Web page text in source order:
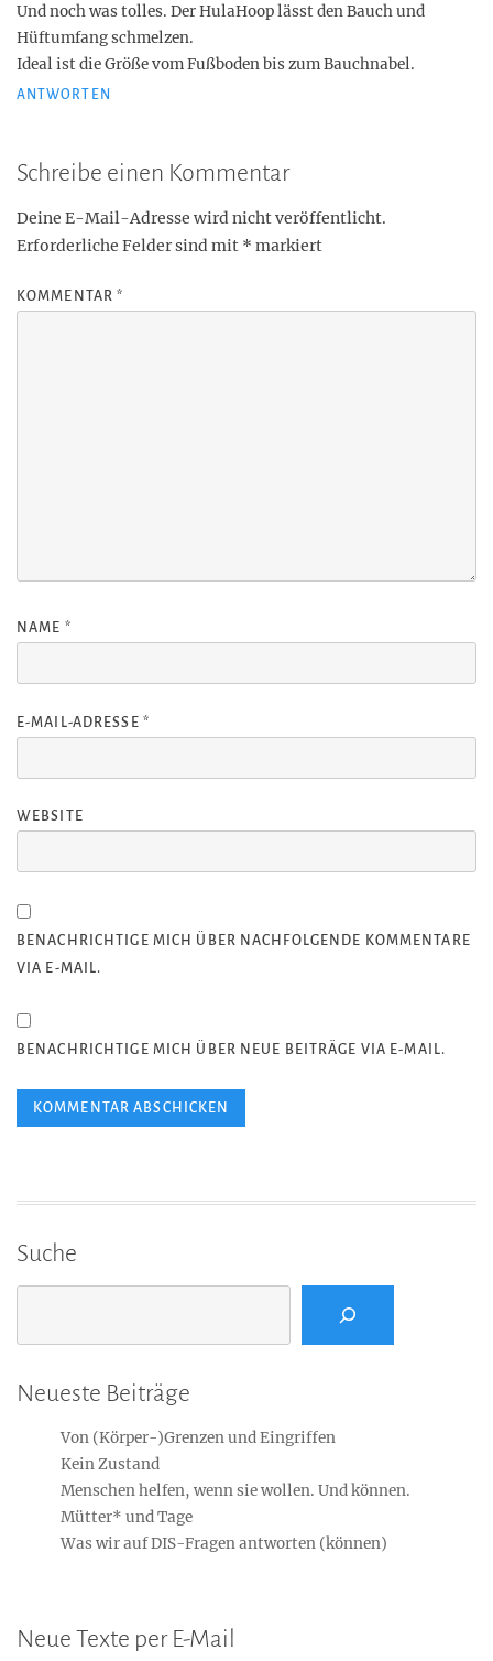
Und noch was tolles. Der HulaHoop lässt den Bauch und
Hüftumfang schmelzen.
Ideal ist die Größe vom Fußboden bis zum Bauchnabel.
ANTWORTEN
Schreibe einen Kommentar
Deine E-Mail-Adresse wird nicht veröffentlicht.
Erforderliche Felder sind mit * markiert
KOMMENTAR*
NAME *
E-MAIL-ADRESSE *
WEBSITE
BENACHRICHTIGE MICH ÜBER NACHFOLGENDE KOMMENTARE
VIA E-MAIL.
BENACHRICHTIGE MICH ÜBER NEUE BEITRÄGE VIA E-MAIL.
Suche
Neueste Beiträge
Von (Körper-)Grenzen und Eingriffen
Kein Zustand
Menschen helfen, wenn sie wollen. Und können.
Mütter* und Tage
Was wir auf DIS-Fragen antworten (können)
Neue Texte per E-Mail